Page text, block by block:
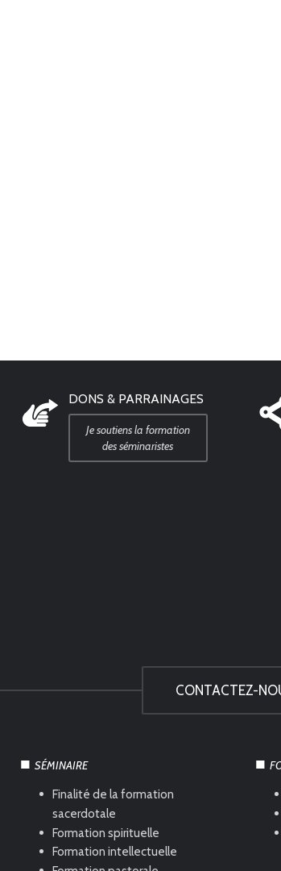
DONS & PARRAINAGES
Je soutiens la formation
des séminaristes
CONTACTEZ-
SÉMINAIRE
Finalité de la formation
sacerdotale
Formation spirituelle
Formation intellectuelle